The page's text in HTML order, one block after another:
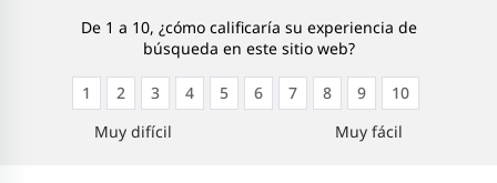
De 1 a 10, ¿cómo calificaría su experiencia de
búsqueda en este sitio web?
Muy difícil
1 2 3 4 5 6 7 8 9
10
Muy fácil